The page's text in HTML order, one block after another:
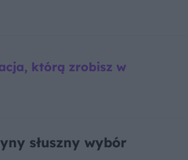
którą zrobisz w
słuszny wybór